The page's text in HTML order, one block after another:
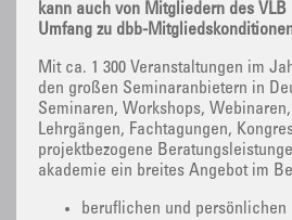
kann auch von Mitgliedern des
Umfang zu dbb-
Mit ca. 1 300 Veranstaltungen im
den großen Seminaranbietern in
Seminaren, Workshops,
Lehrgängen, Fachtagungen,
projektbezogene
akademie ein breites Angebot im
beruflichen und persönlichen